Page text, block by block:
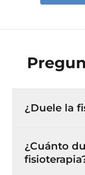
¿Duele la
¿Cuánto